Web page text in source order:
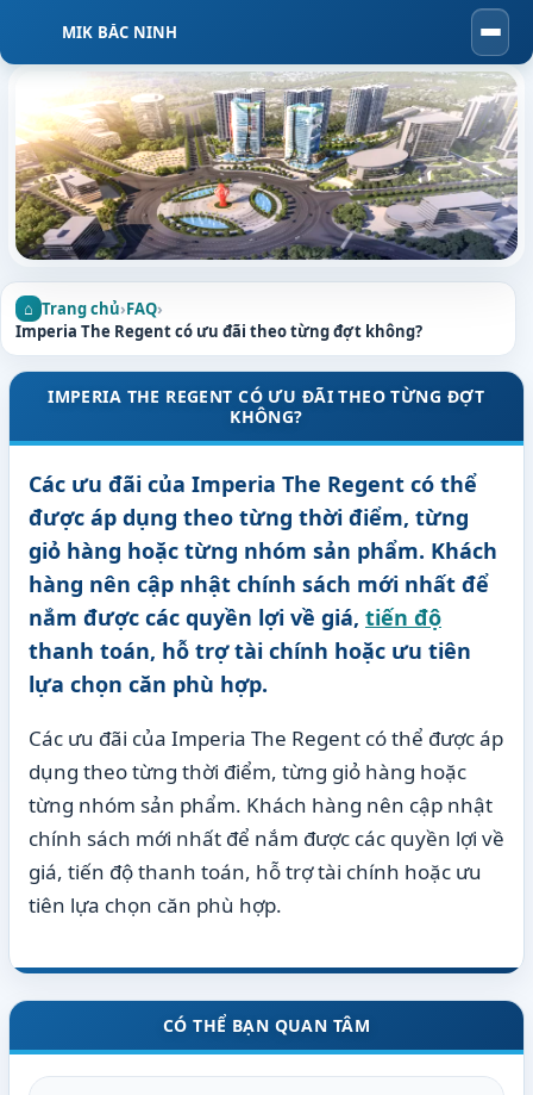
MIK BẮC NINH
Trang chủ›FAQ›
Imperia The Regent có ưu đãi theo từng đợt không?
IMPERIA THE REGENT CÓ ƯU ĐÃI THEO TỪNG ĐỢT
KHÔNG?
Các ưu đãi của Imperia The Regent có thể
được áp dụng theo từng thời điểm, từng
giỏ hàng hoặc từng nhóm sản phẩm. Khách
hàng nên cập nhật chính sách mới nhất để
nắm được các quyền lợi về giá, tiến độ
thanh toán, hỗ trợ tài chính hoặc ưu tiên
lựa chọn căn phù hợp.
Các ưu đãi của Imperia The Regent có thể được áp
dụng theo từng thời điểm, từng giỏ hàng hoặc
từng nhóm sản phẩm. Khách hàng nên cập nhật
chính sách mới nhất để nắm được các quyền lợi về
giá, tiến độ thanh toán, hỗ trợ tài chính hoặc ưu
tiên lựa chọn căn phù hợp.
CÓ THỂ BẠN QUAN TÂM